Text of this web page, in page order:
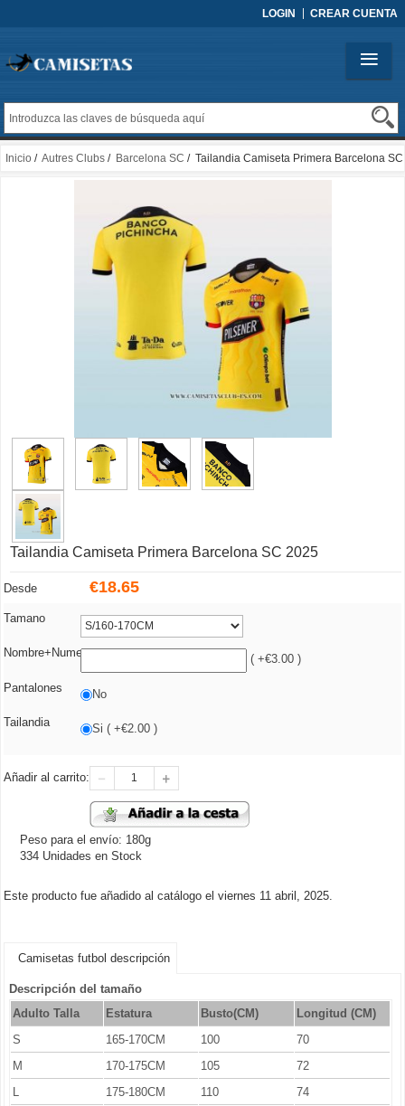
LOGIN CREAR CUENTA
Inicio / Autres Clubs / Barcelona SC / Tailandia Camiseta Primera Barcelona SC
Tailandia Camiseta Primera Barcelona SC 2025
Desde €18.65
Tamano
Nombre+Numero ( +€3.00 )
Pantalones No
Tailandia Si ( +€2.00 )
Añadir al carrito:
Peso para el envío: 180g
334 Unidades en Stock
Este producto fue añadido al catálogo el viernes 11 abril, 2025.
Camisetas futbol descripción
Descripción del tamaño
Adulto Talla
Estatura Busto(CM)
Longitud (CM)
S
165-170CM 100
70
M
170-175CM 105
72
L
175-180CM 110
74